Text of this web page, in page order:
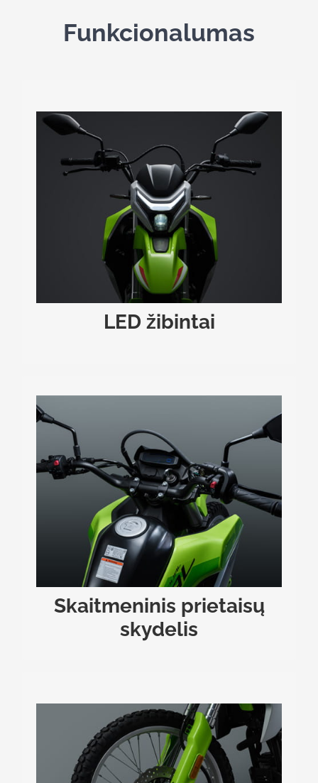
Funkcionalumas
LED žibintai
LED ŽIBINTAI
Motocikle sumontuoti LED žibintai, užtikrinantys
puikų matomumą bet kokiomis oro sąlygomis
Ryškus priekinis LED žibintas, dieninės šviesos
(DRL) bei LED posūkių signalai ne tik suteikia
modernį įvaizdį, bet ir garantuoja, kad būsite gerai
matomi kelyje naktį ar esant prastam matomumui
Skaitmeninis prietaisų
skydelis
SKAITMENINIS PRIETAISŲ SKYDELIS IR USB
JUNGTIS
Modernus skaitmeninis ekranas aiškiai pateikia
visą svarbiausią informaciją: greitį, nuvažiuotą
atstumą ir kitus rodmenis
.
Intuityvus duomenų
išdėstymas leidžia vairuotojui greitai nuskaityti
informaciją neatitraukiant dėmesio nuo vairavimo
STABDŽIŲ SISTEMA